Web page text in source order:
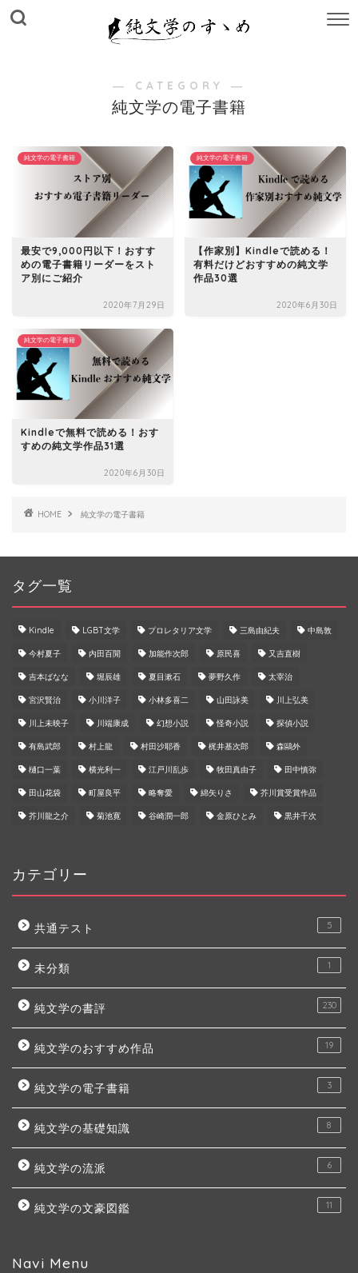
― CATEGORY ―
純文学の電子書籍
純文学の電子書籍
最安で9,000円以下！おすす
めの電子書籍リーダーをスト
ア別にご紹介
2020年7月29日
純文学の電子書籍
【作家別】Kindleで読める！
有料だけどおすすめの純文学
作品30選
2020年6月30日
純文学の電子書籍
Kindleで無料で読める！おす
すめの純文学作品31選
2020年6月30日
HOME 純文学の電子書籍
タグ一覧
Kindle LGBT文学 プロレタリア文学 三島由紀夫 中島敦
今村夏子 内田百閒 加能作次郎 原民喜 又吉直樹
吉本ばなな 堀辰雄 夏目漱石 夢野久作 太宰治
宮沢賢治 小川洋子 小林多喜二 山田詠美 川上弘美
川上未映子 川端康成 幻想小説 怪奇小説 探偵小説
有島武郎 村上龍 村田沙耶香 梶井基次郎 森鷗外
樋口一葉 横光利一 江戸川乱歩 牧田真由子 田中慎弥
田山花袋 町屋良平 略奪愛 綿矢りさ 芥川賞受賞作品
芥川龍之介 菊池寛 谷崎潤一郎 金原ひとみ 黒井千次
カテゴリー
共通テスト 5
未分類 1
純文学の書評 230
純文学のおすすめ作品 19
純文学の電子書籍 3
純文学の基礎知識 8
純文学の流派 6
純文学の文豪図鑑 11
Navi Menu